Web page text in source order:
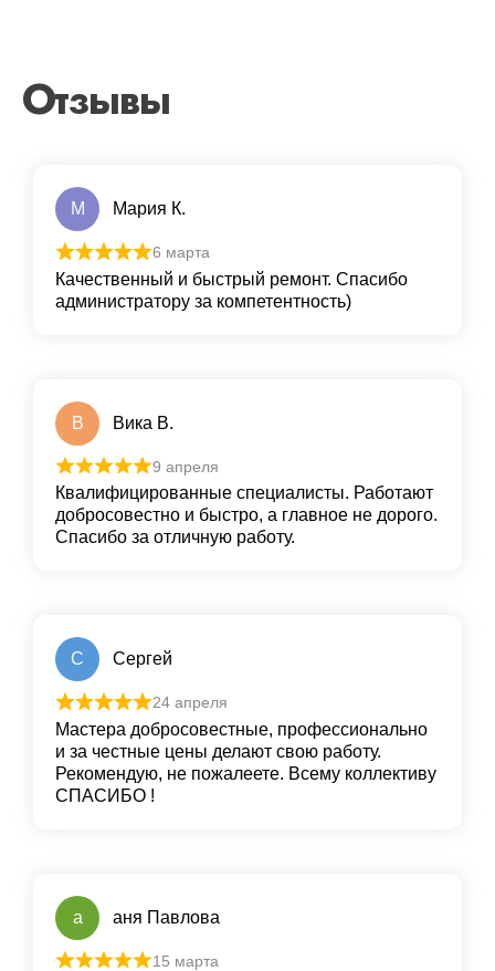
Отзывы
М Мария К.
6 марта
Качественный и быстрый ремонт. Спасибо
администратору за компетентность)
В Вика В.
9 апреля
Квалифицированные специалисты. Работают
добросовестно и быстро, а главное не дорого.
Спасибо за отличную работу.
С Сергей
24 апреля
Мастера добросовестные, профессионально
и за честные цены делают свою работу.
Рекомендую, не пожалеете. Всему коллективу
СПАСИБО !
а аня Павлова
15 марта